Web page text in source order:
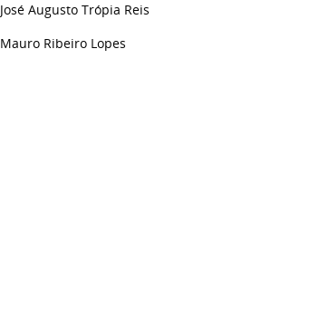
José Augusto Trópia Reis
Mauro Ribeiro Lopes